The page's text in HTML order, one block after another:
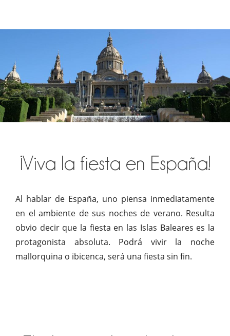
¡Viva la fiesta en España!
Al hablar de España, uno piensa inmediatamente
en el ambiente de sus noches de verano. Resulta
obvio decir que la fiesta en las Islas Baleares es la
protagonista absoluta. Podrá vivir la noche
mallorquina o ibicenca, será una fiesta sin fin.